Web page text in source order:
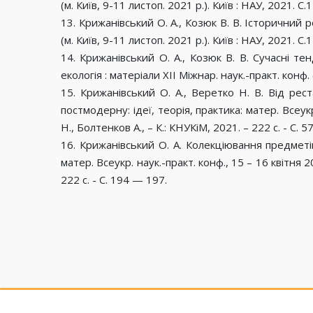
(м. Київ, 9-11 листоп. 2021 р.). Київ : НАУ, 2021.
13. Крижанівський О. А., Козюк В. В. Історичний
(м. Київ, 9-11 листоп. 2021 р.). Київ : НАУ, 2021.
14. Крижанівський О. А., Козюк В. В. Сучасні
екологія : матеріали ХІІ Міжнар. наук.-практ.
15. Крижанівський О. А., Веретко Н. В. Від
постмодерну: ідеї, теорія, практика: матер.
Н., Болтенков А., – К.: КНУКіМ, 2021. – 222 c. - С.
16. Крижанівський О. А. Колекціювання
матер. Всеукр. наук.-практ. конф., 15 – 16
222 c. - С. 194 — 197.